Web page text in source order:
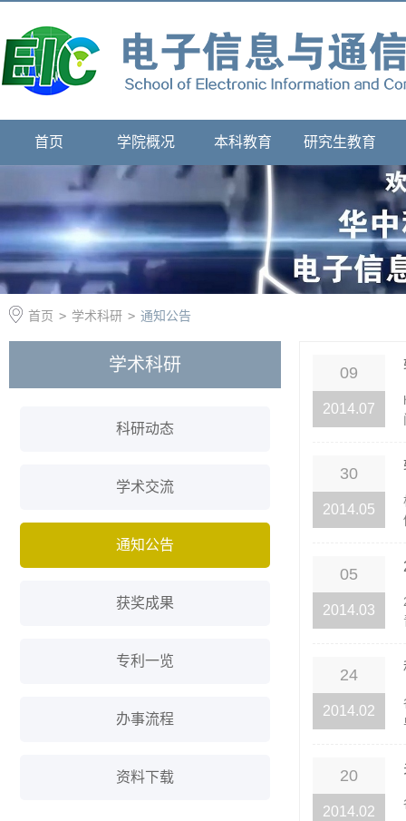
首页 学院概况 本科教育 研究生教育
首页 > 学术科研 > 通知公告
学术科研
科研动态
学术交流
通知公告
获奖成果
专利一览
办事流程
资料下载
09
2014.07
30
2014.05
05
2014.03
24
2014.02
20
2014.02